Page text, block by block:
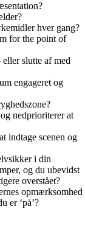
hver gang?
for the point of
slutte af med
engageret og
nedprioriterer at
indtage scenen og
i din
og du ubevidst
overstået?
opmærksomhed
er ‘på’?